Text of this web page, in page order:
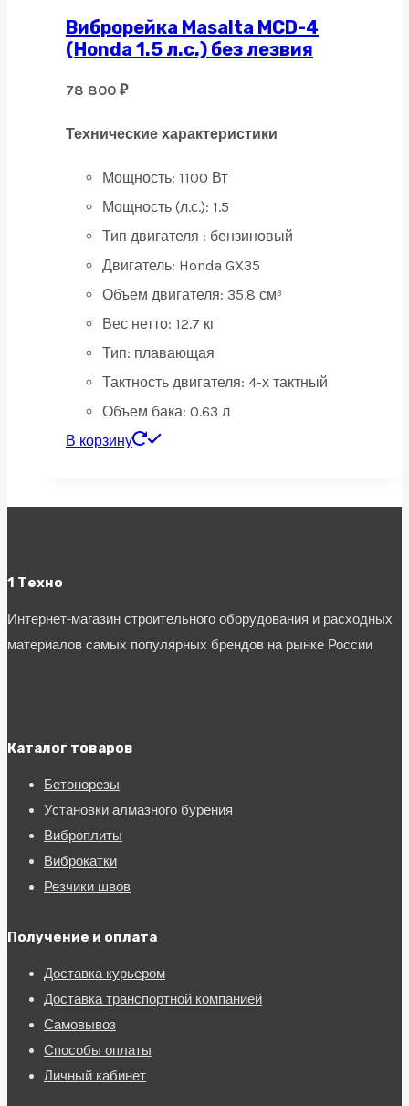
Виброрейка Masalta MCD-4
(Honda 1.5 л.с.) без лезвия
78 800 ₽
Технические характеристики
Мощность: 1100 Вт
Мощность (л.с.): 1.5
Тип двигателя : бензиновый
Двигатель: Honda GX35
Объем двигателя: 35.8 см³
Вес нетто: 12.7 кг
Тип: плавающая
Тактность двигателя: 4-х тактный
Объем бака: 0.63 л
В корзину
1 Техно
Интернет-магазин строительного оборудования и расходных
материалов самых популярных брендов на рынке России
Каталог товаров
Бетонорезы
Установки алмазного бурения
Виброплиты
Виброкатки
Резчики швов
Получение и оплата
Доставка курьером
Доставка транспортной компанией
Самовывоз
Способы оплаты
Личный кабинет